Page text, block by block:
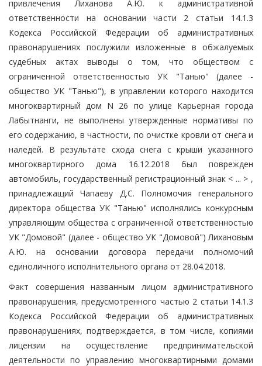
привлечения Лиханова А.Ю. к административной
ответственности на основании части 2 статьи 14.1.3
Кодекса Российской Федерации об административных
правонарушениях послужили изложенные в обжалуемых
судебных актах выводы о том, что обществом с
ограниченной ответственностью УК "Танью" (далее -
общество УК "Танью"), в управлении которого находится
многоквартирный дом N 26 по улице Карьерная города
Лабытнанги, не выполнены утвержденные нормативы по
его содержанию, в частности, по очистке кровли от снега и
наледей. В результате схода снега с крыши указанного
многоквартирного дома 16.12.2018 был поврежден
автомобиль, государственный регистрационный знак < ... > ,
принадлежащий Чапаеву Д.С. Полномочия генерального
директора общества УК "Танью" исполнялись конкурсным
управляющим общества с ограниченной ответственностью
УК "Домовой" (далее - общество УК "Домовой") Лихановым
А.Ю. на основании договора передачи полномочий
единоличного исполнительного органа от 28.04.2018.
Факт совершения названным лицом административного
правонарушения, предусмотренного частью 2 статьи 14.1.3
Кодекса Российской Федерации об административных
правонарушениях, подтверждается, в том числе, копиями
лицензии на осуществление предпринимательской
деятельности по управлению многоквартирными домами